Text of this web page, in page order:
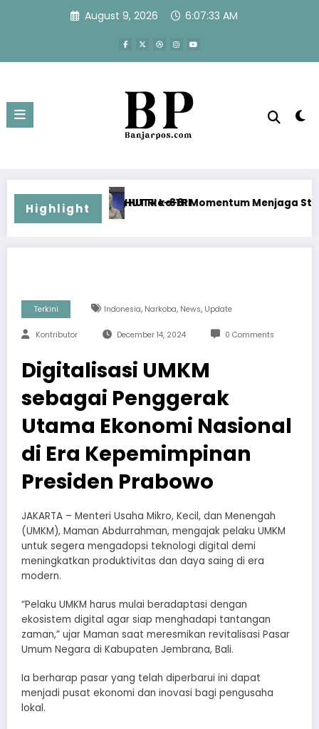
August 9, 2026 6:07:33 AM
Highlight
HUT ke-81 RI
HUT RI ke-81 Momentum Menjaga Stabilitas, Keamanan,
Terkini Indonesia, Narkoba, News, Update
Kontributor December 14, 2024 0 Comments
Digitalisasi UMKM
sebagai Penggerak
Utama Ekonomi Nasional
di Era Kepemimpinan
Presiden Prabowo
JAKARTA – Menteri Usaha Mikro, Kecil, dan Menengah
(UMKM), Maman Abdurrahman, mengajak pelaku UMKM
untuk segera mengadopsi teknologi digital demi
meningkatkan produktivitas dan daya saing di era
modern.
“Pelaku UMKM harus mulai beradaptasi dengan
ekosistem digital agar siap menghadapi tantangan
zaman,” ujar Maman saat meresmikan revitalisasi Pasar
Umum Negara di Kabupaten Jembrana, Bali.
Ia berharap pasar yang telah diperbarui ini dapat
menjadi pusat ekonomi dan inovasi bagi pengusaha
lokal.